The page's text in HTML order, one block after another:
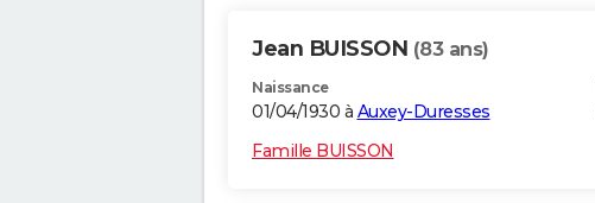
Jean BUISSON (83 ans)
Naissance
01/04/1930 à Auxey-Duresses
Famille BUISSON